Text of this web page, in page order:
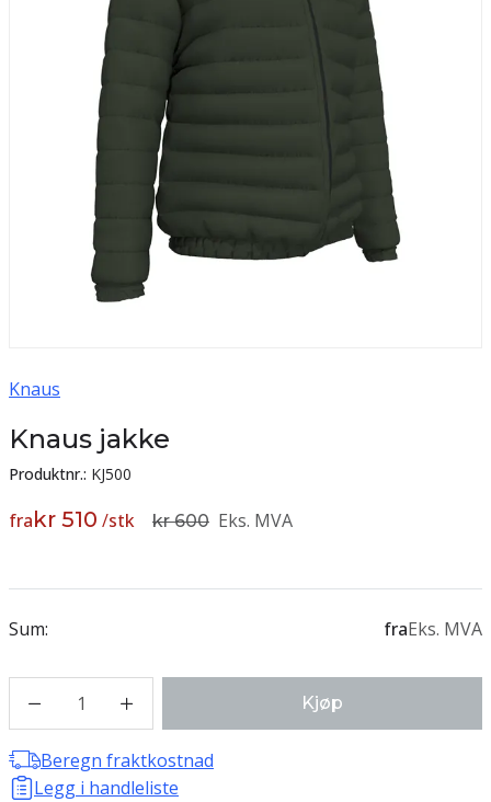
Knaus
Knaus jakke
Produktnr.: KJ500
frakr 510 /stk kr 600 Eks. MVA
Sum: fraEks. MVA
1 Kjøp
Beregn fraktkostnad
Legg i handleliste